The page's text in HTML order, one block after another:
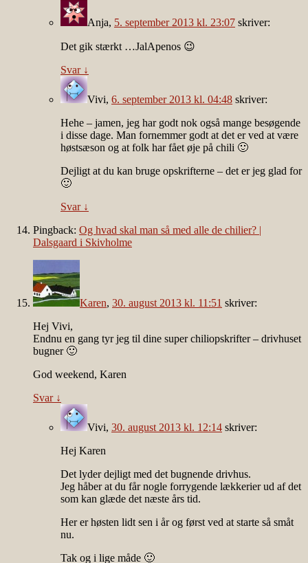
Anja, 5. september 2013 kl. 23:07 skriver:
Det gik stærkt …JalApenos 😉
Svar ↓
Vivi, 6. september 2013 kl. 04:48 skriver:
Hehe – jamen, jeg har godt nok også mange besøgende
i disse dage. Man fornemmer godt at det er ved at være
høstsæson og at folk har fået øje på chili 🙂
Dejligt at du kan bruge opskrifterne – det er jeg glad for
🙂
Svar ↓
Pingback: Og hvad skal man så med alle de chilier? |
Dalsgaard i Skivholme
Karen, 30. august 2013 kl. 11:51 skriver:
Hej Vivi,
Endnu en gang tyr jeg til dine super chiliopskrifter – drivhuset
bugner 🙂
God weekend, Karen
Svar ↓
Vivi, 30. august 2013 kl. 12:14 skriver:
Hej Karen
Det lyder dejligt med det bugnende drivhus.
Jeg håber at du får nogle forrygende lækkerier ud af det
som kan glæde det næste års tid.
Her er høsten lidt sen i år og først ved at starte så småt
nu.
Tak og i lige måde 🙂